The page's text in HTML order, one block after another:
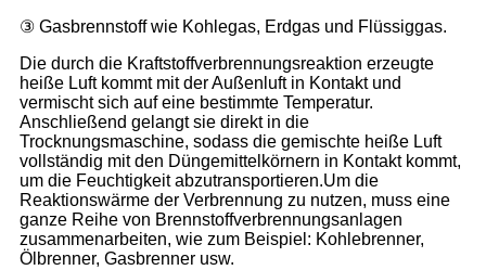
③ Gasbrennstoff wie Kohlegas, Erdgas und Flüssiggas.
Die durch die Kraftstoffverbrennungsreaktion erzeugte
heiße Luft kommt mit der Außenluft in Kontakt und
vermischt sich auf eine bestimmte Temperatur.
Anschließend gelangt sie direkt in die
Trocknungsmaschine, sodass die gemischte heiße Luft
vollständig mit den Düngemittelkörnern in Kontakt kommt,
um die Feuchtigkeit abzutransportieren.Um die
Reaktionswärme der Verbrennung zu nutzen, muss eine
ganze Reihe von Brennstoffverbrennungsanlagen
zusammenarbeiten, wie zum Beispiel: Kohlebrenner,
Ölbrenner, Gasbrenner usw.